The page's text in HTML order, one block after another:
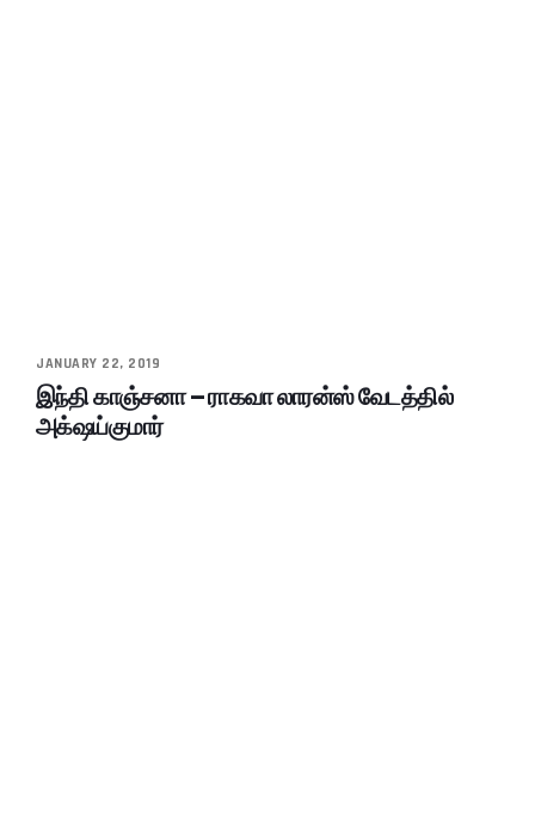
JANUARY 22, 2019
இந்தி காஞ்சனா – ராகவா லாரன்ஸ் வேடத்தில்
அக்‌ஷய்குமார்